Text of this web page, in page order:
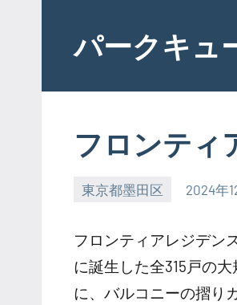
contentパークキュ
フロンティ
東京都墨田区 2024年
フロンティアレジデン
に誕生した全315戸の
に、バルコニーの摺り